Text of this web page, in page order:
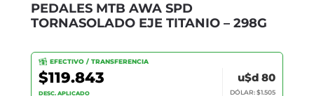
PEDALES MTB AWA SPD
TORNASOLADO EJE TITANIO – 298G
EFECTIVO / TRANSFERENCIA
$119.843
DESC. APLICADO
u$d 80
DÓLAR: $1.505